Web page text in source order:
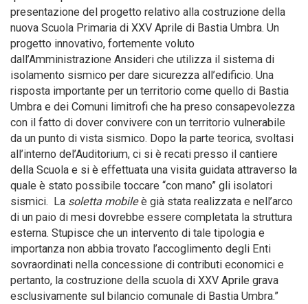
presentazione del progetto relativo alla costruzione della
nuova Scuola Primaria di XXV Aprile di Bastia Umbra. Un
progetto innovativo, fortemente voluto
dall’Amministrazione Ansideri che utilizza il sistema di
isolamento sismico per dare sicurezza all’edificio. Una
risposta importante per un territorio come quello di Bastia
Umbra e dei Comuni limitrofi che ha preso consapevolezza
con il fatto di dover convivere con un territorio vulnerabile
da un punto di vista sismico. Dopo la parte teorica, svoltasi
all’interno del’Auditorium, ci si è recati presso il cantiere
della Scuola e si è effettuata una visita guidata attraverso la
quale è stato possibile toccare “con mano” gli isolatori
sismici. La soletta mobileè già stata realizzata e nell’arco
di un paio di mesi dovrebbe essere completata la struttura
esterna. Stupisce che un intervento di tale tipologia e
importanza non abbia trovato l’accoglimento degli Enti
sovraordinati nella concessione di contributi economici e
pertanto, la costruzione della scuola di XXV Aprile grava
esclusivamente sul bilancio comunale di Bastia Umbra.”